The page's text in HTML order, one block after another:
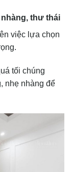
thư thái
việc lựa chọn
tối chúng
nhẹ nhàng để